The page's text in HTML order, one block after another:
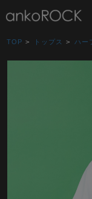
TOP > トップス > ハー